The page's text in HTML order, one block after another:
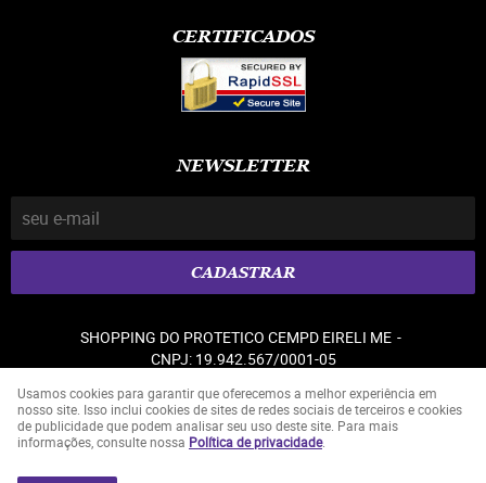
CERTIFICADOS
NEWSLETTER
CADASTRAR
SHOPPING DO PROTETICO CEMPD EIRELI ME
CNPJ: 19.942.567/0001-05
LOJA VIRTUAL CRIADA POR
Usamos cookies para garantir que oferecemos a melhor experiência em
nosso site. Isso inclui cookies de sites de redes sociais de terceiros e cookies
de publicidade que podem analisar seu uso deste site. Para mais
informações, consulte nossa Política de privacidade.